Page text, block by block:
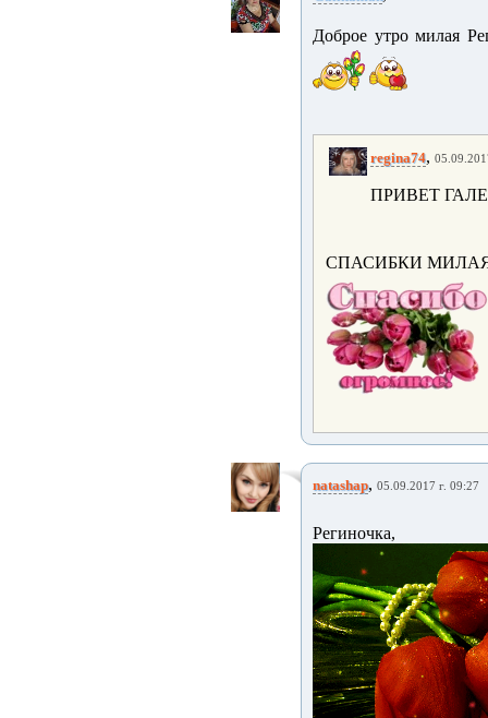
Доброе утро милая
regina74,
ПРИВЕТ
СПАСИБКИ
natashap, 05.09.2017 г. 09:27
Региночка,